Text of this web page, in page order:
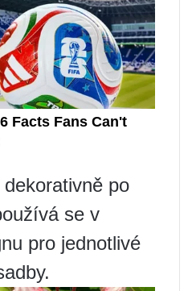
po
se v
pro jednotlivé